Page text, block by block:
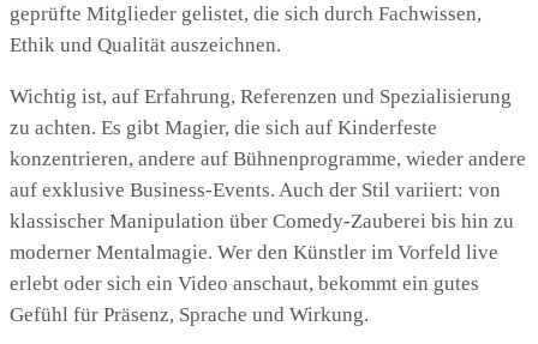
geprüfte Mitglieder gelistet, die sich durch Fachwissen,
Ethik und Qualität auszeichnen.
Wichtig ist, auf Erfahrung, Referenzen und Spezialisierung
zu achten. Es gibt Magier, die sich auf Kinderfeste
konzentrieren, andere auf Bühnenprogramme, wieder andere
auf exklusive Business-Events. Auch der Stil variiert: von
klassischer Manipulation über Comedy-Zauberei bis hin zu
moderner Mentalmagie. Wer den Künstler im Vorfeld live
erlebt oder sich ein Video anschaut, bekommt ein gutes
Gefühl für Präsenz, Sprache und Wirkung.